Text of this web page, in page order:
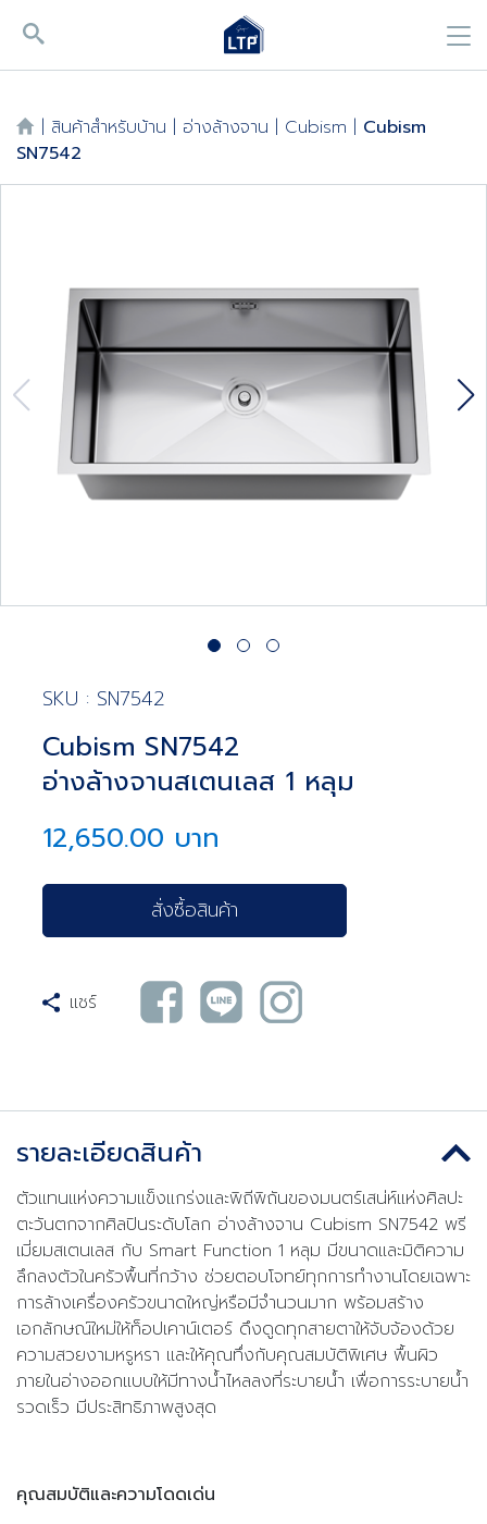
| สินค้าสำหรับบ้าน | อ่างล้างจาน | Cubism | Cubism
SN7542
SKU : SN7542
Cubism SN7542
อ่างล้างจานสเตนเลส 1 หลุม
12,650.00 บาท
สั่งซื้อสินค้า
แชร์
รายละเอียดสินค้า
ตัวแทนแห่งความแข็งแกร่งและพิถีพิถันของมนตร์เสน่ห์แห่งศิลปะ
ตะวันตกจากศิลปินระดับโลก อ่างล้างจาน Cubism SN7542 พรี
เมี่ยมสเตนเลส กับ Smart Function 1 หลุม มีขนาดและมิติความ
ลึกลงตัวในครัวพื้นที่กว้าง ช่วยตอบโจทย์ทุกการทำงานโดยเฉพาะ
การล้างเครื่องครัวขนาดใหญ่หรือมีจำนวนมาก พร้อมสร้าง
เอกลักษณ์ใหม่ให้ท็อปเคาน์เตอร์ ดึงดูดทุกสายตาให้จับจ้องด้วย
ความสวยงามหรูหรา และให้คุณทึ่งกับคุณสมบัติพิเศษ พื้นผิว
ภายในอ่างออกแบบให้มีทางน้ำไหลลงที่ระบายน้ำ เพื่อการระบายน้ำ
รวดเร็ว มีประสิทธิภาพสูงสุด
คุณสมบัติและความโดดเด่น